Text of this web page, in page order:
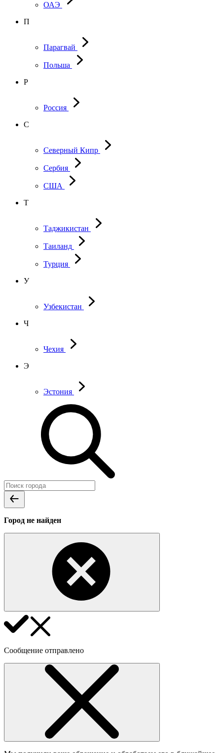
ОАЭ
П
Парагвай
Польша
Р
Россия
С
Северный Кипр
Сербия
США
Т
Таджикистан
Таиланд
Турция
У
Узбекистан
Ч
Чехия
Э
Эстония
Город не найден
Сообщение отправлено